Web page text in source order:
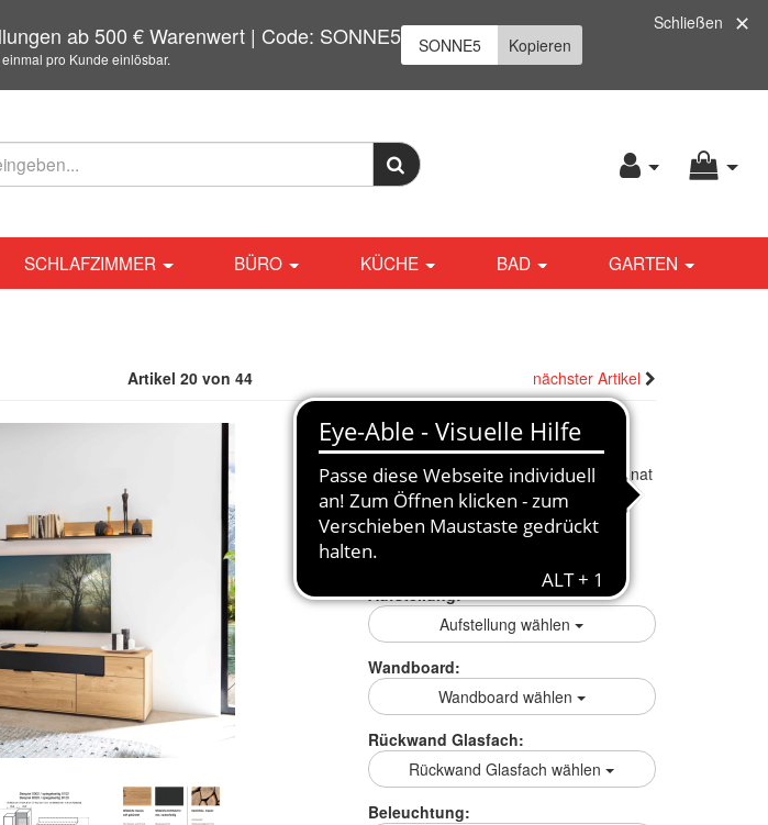
ab 500 € Warenwert | Code: SONNE5
pro Kunde einlösbar.
Kopieren
Schließen
SCHLAFZIMMER BÜRO KÜCHE BAD GARTEN
Artikel 20 von 44 nächster Artikel
ab 3.475,00€*
Finanzieren ab 84,00 € / Monat
mehr Infos zum Ratenkauf
Aufstellung:
Aufstellung wählen
Wandboard:
Wandboard wählen
Rückwand Glasfach:
Rückwand Glasfach wählen
Beleuchtung: